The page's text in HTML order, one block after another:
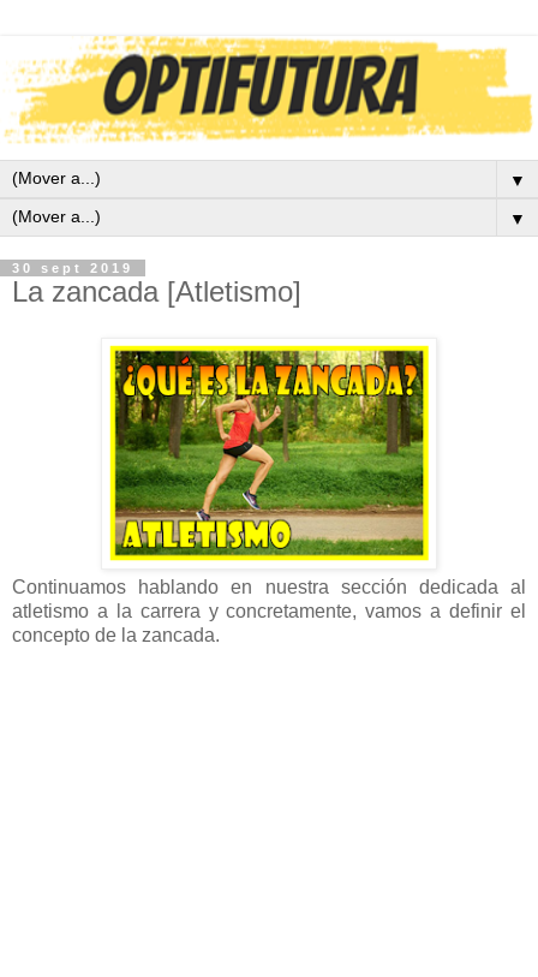
▼
▼
30 sept 2019
La zancada [Atletismo]
Continuamos hablando en nuestra sección dedicada al
atletismo a la carrera y concretamente, vamos a definir el
concepto de la zancada.